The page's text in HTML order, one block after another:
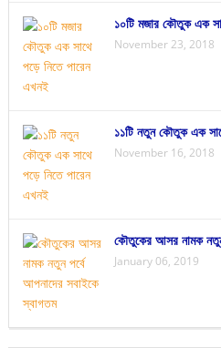
১০টি মজার কৌতুক এক
November 23, 2018
১১টি নতুন কৌতুক এক
November 16, 2018
কৌতুকের আসর নামক নতুন
January 06, 2019